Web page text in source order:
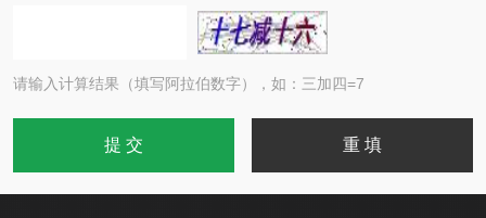
请输入计算结果（填写阿拉伯数字），如：三加四=7